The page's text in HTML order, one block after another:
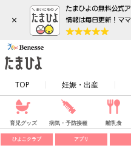
×
TOP 妊娠・出産
育児グッズ 病気・予防接種 離乳食
ひよこクラブ アプリ